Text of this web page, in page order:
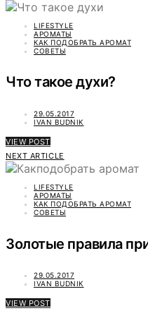
LIFESTYLE
АРОМАТЫ
КАК ПОДОБРАТЬ АРОМАТ
СОВЕТЫ
Что такое духи?
29.05.2017
IVAN BUDNIK
VIEW POST
NEXT ARTICLE
LIFESTYLE
АРОМАТЫ
КАК ПОДОБРАТЬ АРОМАТ
СОВЕТЫ
Золотые правила
29.05.2017
IVAN BUDNIK
VIEW POST